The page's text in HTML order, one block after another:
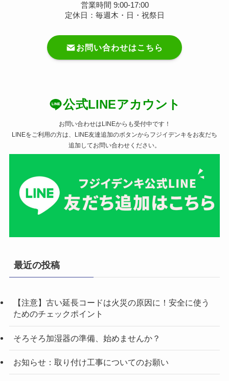
営業時間 9:00-17:00
定休日：毎週木・日・祝祭日
お問い合わせはこちら
公式LINEアカウント
お問い合わせはLINEからも受付中です！
LINEをご利用の方は、LINE友達追加のボタンからフジイデンキをお友だち
追加してお問い合わせください。
最近の投稿
【注意】古い延長コードは火災の原因に！安全に使う
ためのチェックポイント
そろそろ加湿器の準備、始めませんか？
お知らせ：取り付け工事についてのお願い